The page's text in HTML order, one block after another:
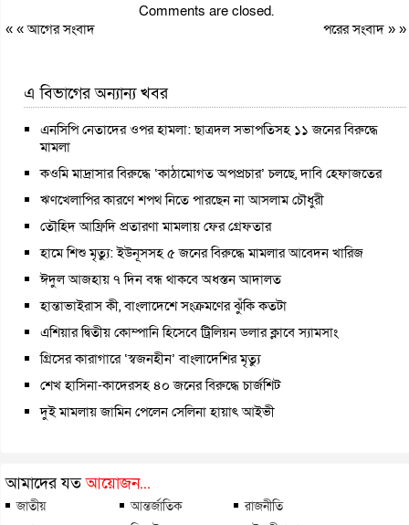
Comments are closed.
« «আগের সংবাদ পরের সংবাদ» »
এ বিভাগের অন্যান্য খবর
এনসিপি নেতাদের ওপর হামলা: ছাত্রদল সভাপতিসহ ১১ জনের বিরুদ্ধে
মামলা
কওমি মাদ্রাসার বিরুদ্ধে ‘কাঠামোগত অপপ্রচার’ চলছে, দাবি হেফাজতের
ঋণখেলাপির কারণে শপথ নিতে পারছেন না আসলাম চৌধুরী
তৌহিদ আফ্রিদি প্রতারণা মামলায় ফের গ্রেফতার
হামে শিশু মৃত্যু: ইউনূসসহ ৫ জনের বিরুদ্ধে মামলার আবেদন খারিজ
ঈদুল আজহায় ৭ দিন বন্ধ থাকবে অধস্তন আদালত
হান্তাভাইরাস কী, বাংলাদেশে সংক্রমণের ঝুঁকি কতটা
এশিয়ার দ্বিতীয় কোম্পানি হিসেবে ট্রিলিয়ন ডলার ক্লাবে স্যামসাং
গ্রিসের কারাগারে ‘স্বজনহীন’ বাংলাদেশির মৃত্যু
শেখ হাসিনা-কাদেরসহ ৪০ জনের বিরুদ্ধে চার্জশিট
দুই মামলায় জামিন পেলেন সেলিনা হায়াৎ আইভী
আমাদের যতআয়োজন...
জাতীয় আন্তর্জাতিক
রাজনীতি